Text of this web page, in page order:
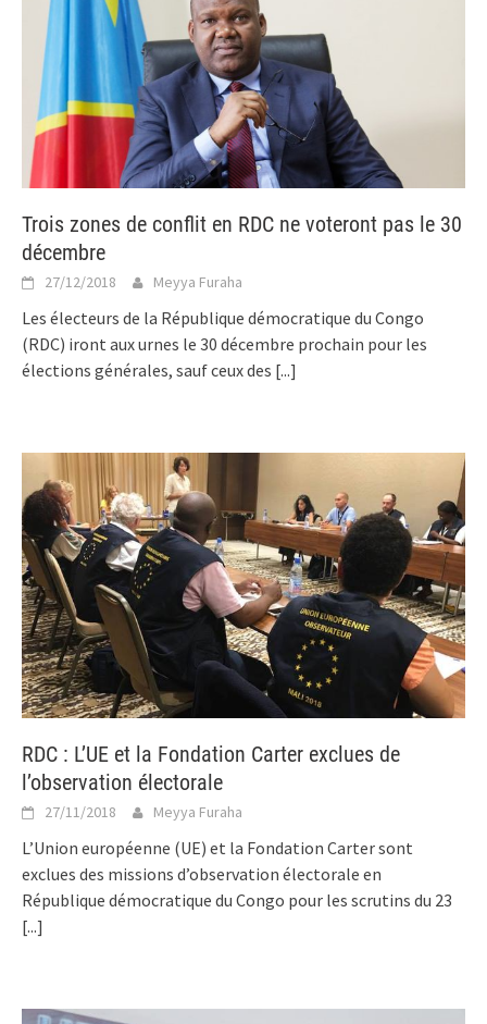
Trois zones de conflit en RDC ne voteront pas le 30
décembre
27/12/2018 Meyya Furaha
Les électeurs de la République démocratique du Congo
(RDC) iront aux urnes le 30 décembre prochain pour les
élections générales, sauf ceux des [...]
RDC : L’UE et la Fondation Carter exclues de
l’observation électorale
27/11/2018 Meyya Furaha
L’Union européenne (UE) et la Fondation Carter sont
exclues des missions d’observation électorale en
République démocratique du Congo pour les scrutins du 23
[...]